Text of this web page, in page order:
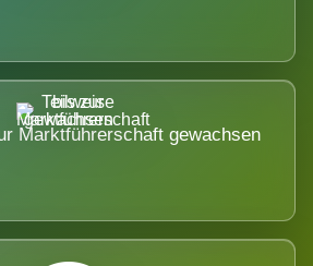
Marktführerschaft gewachsen